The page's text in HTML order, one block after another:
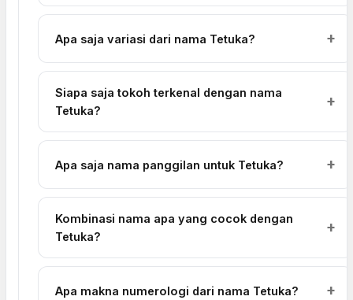
Apa saja variasi dari nama Tetuka?
Siapa saja tokoh terkenal dengan nama
Tetuka?
Apa saja nama panggilan untuk Tetuka?
Kombinasi nama apa yang cocok dengan
Tetuka?
Apa makna numerologi dari nama Tetuka?